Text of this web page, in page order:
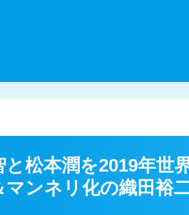
と松本潤を2019年世
マンネリ化の織田裕